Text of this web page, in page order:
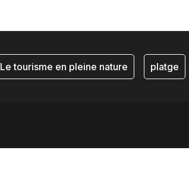
Le tourisme en pleine nature platge